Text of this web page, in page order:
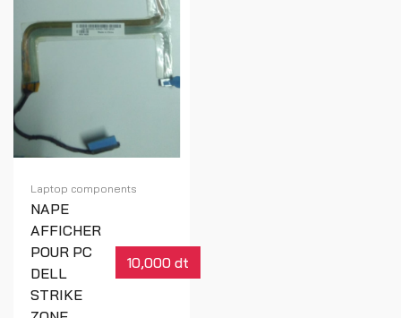
Laptop components
NAPE
AFFICHER
POUR PC
DELL
STRIKE
10,000 dt